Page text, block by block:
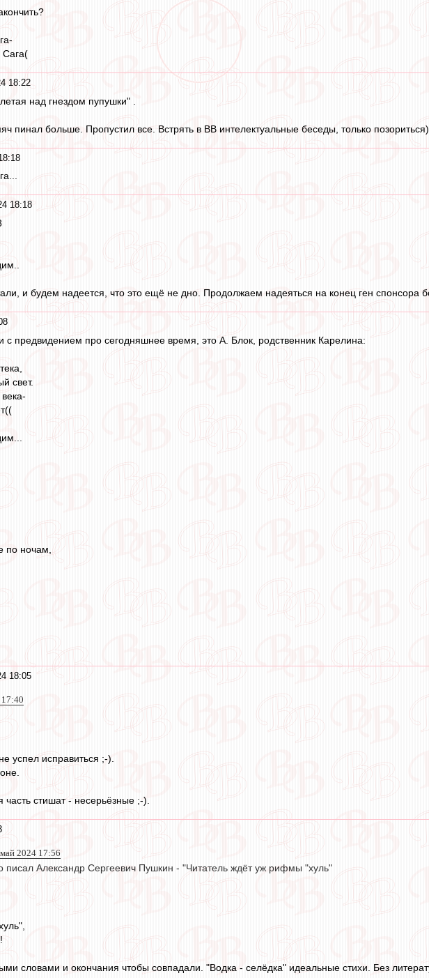
Сага(
18:22
над гнездом пупушки" .
пинал больше. Пропустил все. Встрять в ВВ интелектуальные беседы, только позориться)
18:18
и будем надеется, что это ещё не дно. Продолжаем надеяться на конец ген спонсора
с предвидением про сегодняшнее время, это А. Блок, родственник Карелина:
свет.
по ночам,
18:05
успел исправиться ;-).
стишат - несерьёзные ;-).
2024 17:56
писал Александр Сергеевич Пушкин - "Читатель ждёт уж рифмы "хуль"
словами и окончания чтобы совпадали. "Водка - селёдка" идеальные стихи. Без